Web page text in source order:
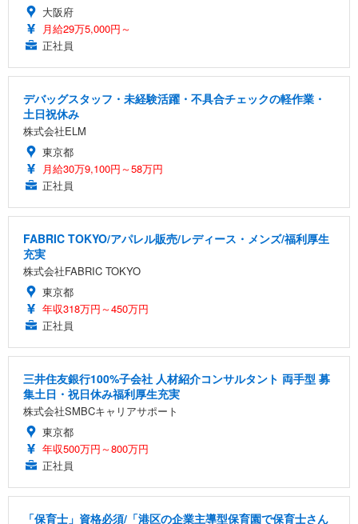
大阪府
月給29万5,000円～
正社員
デバッグスタッフ・未経験活躍・不具合チェックの軽作業・
土日祝休み
株式会社ELM
東京都
月給30万9,100円～58万円
正社員
FABRIC TOKYO/アパレル販売/レディース・メンズ/福利厚生
充実
株式会社FABRIC TOKYO
東京都
年収318万円～450万円
正社員
三井住友銀行100%子会社 人材紹介コンサルタント 両手型 募
集土日・祝日休み福利厚生充実
株式会社SMBCキャリアサポート
東京都
年収500万円～800万円
正社員
「保育士」資格必須/「港区の企業主導型保育園で保育士さん